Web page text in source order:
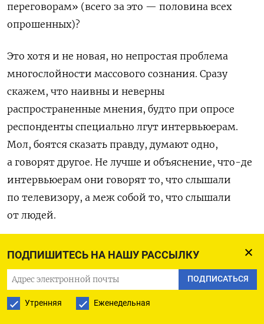
ПОДПИШИТЕСЬ НА НАШУ РАССЫЛКУ
ПОДПИСАТЬСЯ
Утренняя Еженедельная
переговорам» (всего за это — половина всех
опрошенных)?
Это хотя и не новая, но непростая проблема
многослойности массового сознания. Сразу
скажем, что наивны и неверны
распространенные мнения, будто при опросе
респонденты специально лгут интервьюерам.
Мол, боятся сказать правду, думают одно,
а говорят другое. Не лучше и объяснение, что-де
интервьюерам они говорят то, что слышали
по телевизору, а меж собой то, что слышали
от людей.
сами люди верят, и то, чему они не верят, но что
принимают во внимание. Как правило, эти